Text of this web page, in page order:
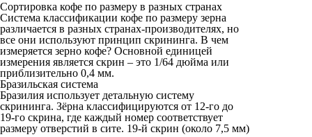
Сортировка кофе по размеру в разных странах
Система классификации кофе по размеру зерна
различается в разных странах-производителях, но
все они используют принцип скрининга. В чем
измеряется зерно кофе? Основной единицей
измерения является скрин – это 1/64 дюйма или
приблизительно 0,4 мм.
Бразильская система
Бразилия использует детальную систему
скрининга. Зёрна классифицируются от 12-го до
19-го скрина, где каждый номер соответствует
размеру отверстий в сите. 19-й скрин (около 7,5 мм)